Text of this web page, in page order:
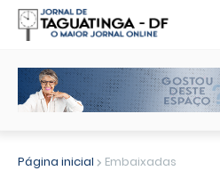
Página inicial Embaixadas